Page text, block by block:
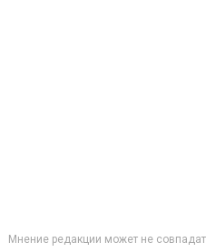
Мнение редакции может не